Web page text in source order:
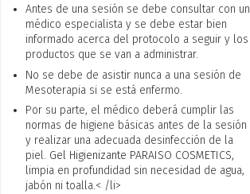
Antes de una sesión se debe consultar con un
médico especialista y se debe estar bien
informado acerca del protocolo a seguir y los
productos que se van a administrar.
No se debe de asistir nunca a una sesión de
Mesoterapia si se está enfermo.
Por su parte, el médico deberá cumplir las
normas de higiene básicas antes de la sesión
y realizar una adecuada desinfección de la
piel. Gel Higienizante PARAISO COSMETICS,
limpia en profundidad sin necesidad de agua,
jabón ni toalla.< /li>